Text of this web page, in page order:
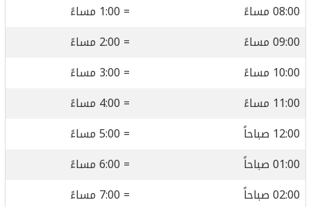
08:00 مساءً
= 1:00 مساءً
09:00 مساءً
= 2:00 مساءً
10:00 مساءً
= 3:00 مساءً
11:00 مساءً
= 4:00 مساءً
12:00 صباحاً
= 5:00 مساءً
01:00 صباحاً
= 6:00 مساءً
02:00 صباحاً
= 7:00 مساءً